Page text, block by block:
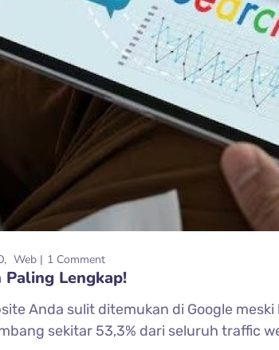
Web 1 Comment
Paling Lengkap!
Anda sulit ditemukan di Google
sekitar 53,3% dari seluruh traffic